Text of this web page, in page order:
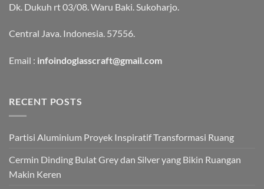
Dk. Dukuh rt 03/08. Waru Baki. Sukoharjo.
Central Java. Indonesia. 57556.
Email : infoindoglasscraft@gmail.com
RECENT POSTS
Partisi Aluminium Proyek Inspiratif Transformasi Ruang
Cermin Dinding Bulat Grey dan Silver yang Bikin Ruangan
Makin Keren